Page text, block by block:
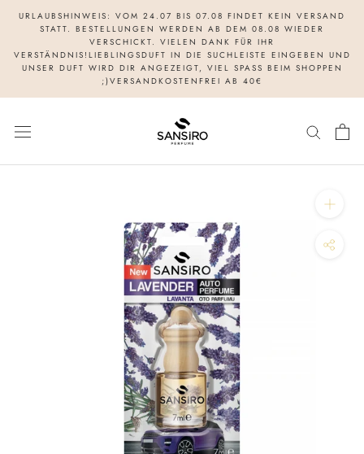
URLAUBSHINWEIS: VOM 24.07 BIS 07.08 FINDET KEIN VERSAND
STATT. BESTELLUNGEN WERDEN AB DEM 08.08 WIEDER
VERSCHICKT. VIELEN DANK FÜR IHR
VERSTÄNDNIS!LIEBLINGSDUFT IN DIE SUCHLEISTE EINGEBEN UND
UNSER DUFT WIRD DIR ANGEZEIGT, VIEL SPASS BEIM SHOPPEN
;)VERSANDKOSTENFREI AB 40€